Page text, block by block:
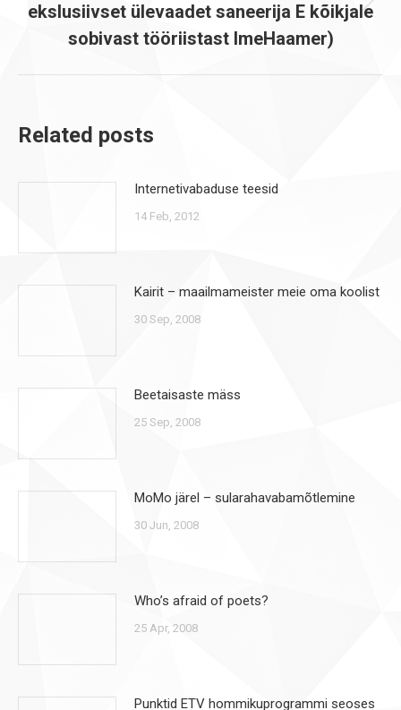
Next
post:
ekslusiivset ülevaadet saneerija E kõikjale
sobivast tööriistast ImeHaamer)
Related posts
Internetivabaduse teesid
14 Feb, 2012
Kairit – maailmameister meie oma koolist
30 Sep, 2008
Beetaisaste mäss
25 Sep, 2008
MoMo järel – sularahavabamõtlemine
30 Jun, 2008
Who’s afraid of poets?
25 Apr, 2008
Punktid ETV hommikuprogrammi seoses